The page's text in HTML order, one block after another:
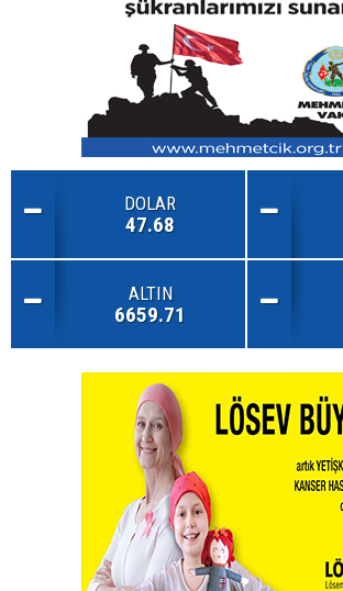
DOLAR
47.68
ALTIN
6659.71